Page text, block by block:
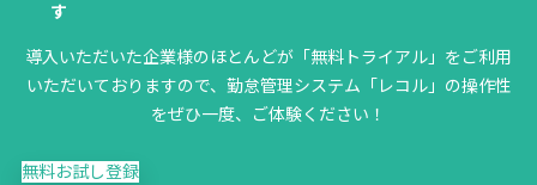
す
導入いただいた企業様のほとんどが「無料トライアル」をご利用
いただいておりますので、勤怠管理システム「レコル」の操作性
をぜひ一度、ご体験ください！
無料お試し登録